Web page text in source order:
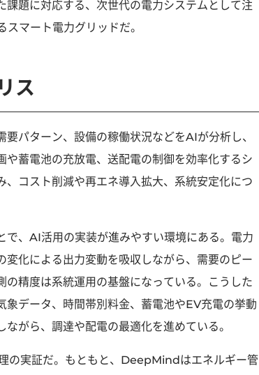
題に対応する、次世代の電力システムとして注
マート電力グリッドだ。
ス
パターン、設備の稼働状況などをAIが分析し、
蓄電池の充放電、送配電の制御を効率化するシ
コスト削減や再エネ導入拡大、系統安定化につ
、AI活用の実装が進みやすい環境にある。電力
化による出力変動を吸収しながら、需要のピー
精度は系統運用の基盤になっている。こうした
データ、時間帯別料金、蓄電池やEV充電の挙動
がら、調達や配電の最適化を進めている。
実証だ。もともと、DeepMindはエネルギー管